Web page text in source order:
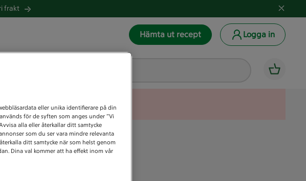
frakt
Hämta ut recept Logga in
Unknown erroreller unika identifierare på din
för de syften som anges under ”Vi
alla eller återkallar ditt samtycke
som du ser vara mindre relevanta
ditt samtycke när som helst genom
Dina val kommer att ha effekt inom vår